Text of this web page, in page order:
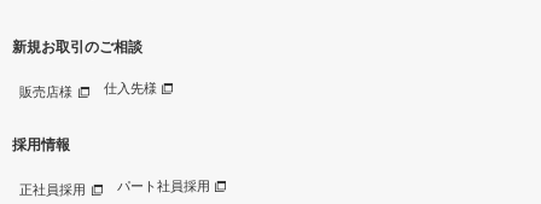
新規お取引のご相談
販売店様 仕入先様
採用情報
正社員採用 パート社員採用